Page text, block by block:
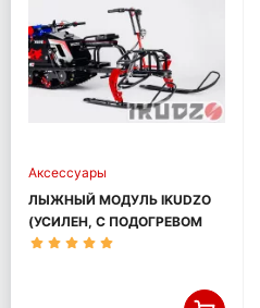
Аксессуары
ЛЫЖНЫЙ МОДУЛЬ IKUDZO
(УСИЛЕН, С ПОДОГРЕВОМ
РУЧЕК)